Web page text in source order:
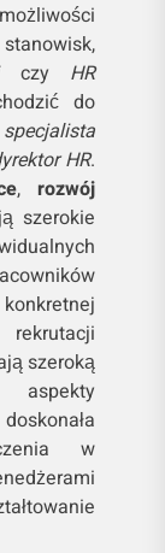
czy HR
do
specjalista
HR.
,rozwój
szerokie
szeroką
aspekty
w